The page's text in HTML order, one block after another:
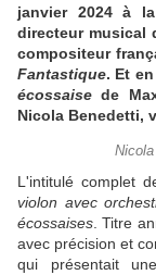
janvier 2024 à
directeur musical
compositeur
Fantastique. Et
écossaisede
Nicola Benedetti,
L'intitulé complet
violon avec
écossaises . Titre
avec précision et
qui présentait